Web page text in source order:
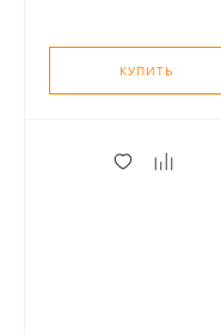
КУПИТЬ